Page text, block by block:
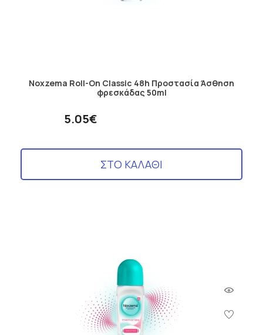
Noxzema Roll-On Classic 48h Προστασία Άσθηση
φρεσκάδας 50ml
5.05€
ΣΤΟ ΚΑΛΑΘΙ